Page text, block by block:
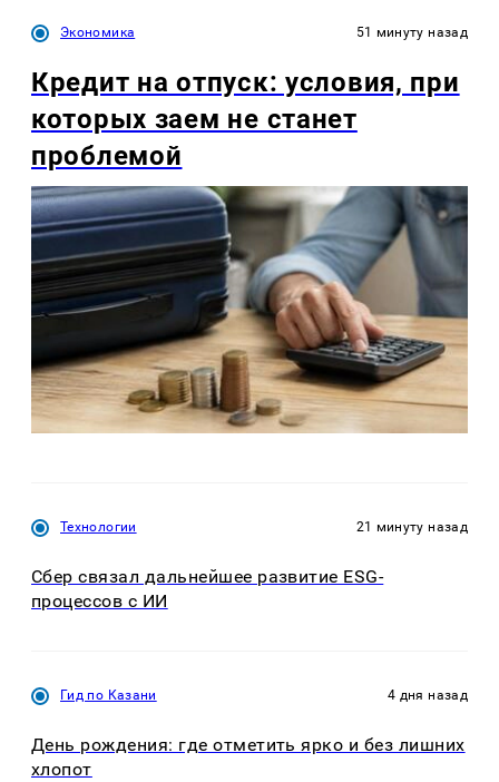
Экономика 51 минуту назад
Кредит на отпуск: условия, при
которых заем не станет
проблемой
Технологии 21 минуту назад
Сбер связал дальнейшее развитие ESG-
процессов с ИИ
Гид по Казани 4 дня назад
День рождения: где отметить ярко и без лишних
хлопот